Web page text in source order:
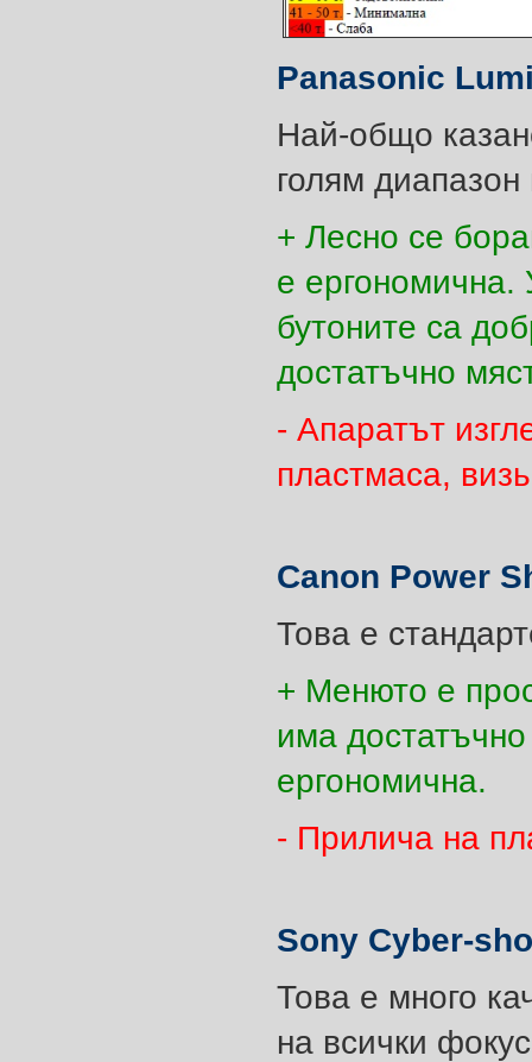
Panasonic
Най-общо
голям
+ Лесно се
е ергономична.
бутоните са
достатъчно
- Апаратът
пластмаса,
Canon Power
Това е
+ Менюто е
има
ергономична.
- Прилича на
Sony Cyber-
Това е много
на всички